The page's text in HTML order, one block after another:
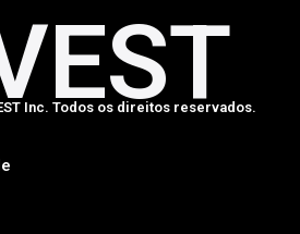
Inc. Todos os direitos reservados.